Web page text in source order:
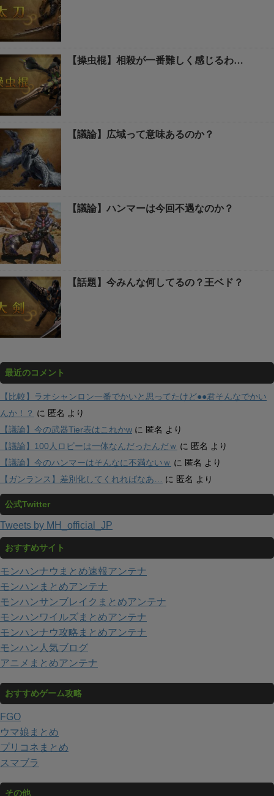
【操虫棍】相殺が一番難しく感じるわ…
【議論】広域って意味あるのか？
【議論】ハンマーは今回不遇なのか？
【話題】今みんな何してるの？王ベド？
最近のコメント
【比較】ラオシャンロン一番でかいと思ってたけど●●君そんなでかい
んか！？ に 匿名 より
【議論】今の武器Tier表はこれかw に 匿名 より
【議論】100人ロビーは一体なんだったんだｗ に 匿名 より
【議論】今のハンマーはそんなに不満ないｗ に 匿名 より
【ガンランス】差別化してくれればなあ…
に 匿名 より
公式Twitter
Tweets by MH_official_JP
おすすめサイト
モンハンナウまとめ速報アンテナ
モンハンまとめアンテナ
モンハンサンブレイクまとめアンテナ
モンハンワイルズまとめアンテナ
モンハンナウ攻略まとめアンテナ
モンハン人気ブログ
アニメまとめアンテナ
おすすめゲーム攻略
FGO
ウマ娘まとめ
プリコネまとめ
スマブラ
その他